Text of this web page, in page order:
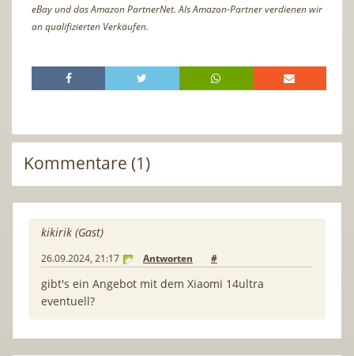
eBay und das Amazon PartnerNet. Als Amazon-Partner verdienen wir
an qualifizierten Verkäufen.
Kommentare (1)
kikirik (Gast)
26.09.2024, 21:17 Antworten #
gibt's ein Angebot mit dem Xiaomi 14ultra
eventuell?